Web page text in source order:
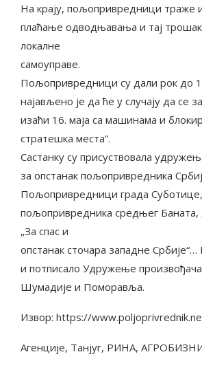
На крају, пољопривредници траже
плаћање одводњавања и тај
локалне
самоуправе.
Пољопривредници су дали рок до
најављено је да ће у случају да се
изаћи 16. маја са машинама и
стратешка места“.
Састанку су присуствовала
за опстанак пољопривредника
Пољопривредници града
пољопривредника средњег Баната,
„За спас и
опстанак сточара западне
и потписало Удружење
Шумадије и Поморавља.
Извор: https://
Агенције, Танјуг, РИНА,